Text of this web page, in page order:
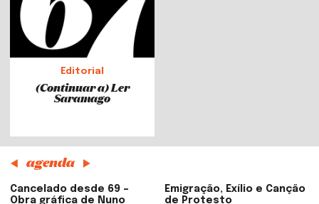
Editorial
(Continuar a) Ler
Saramago
agenda
Cancelado desde 69 –
Obra gráfica de Nuno
Emigração, Exílio e Canção
de Protesto